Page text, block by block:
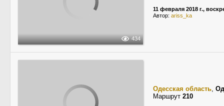
434
11 февраля 2018 г.,
Автор: ariss_ka
Одесская область,
Маршрут 210